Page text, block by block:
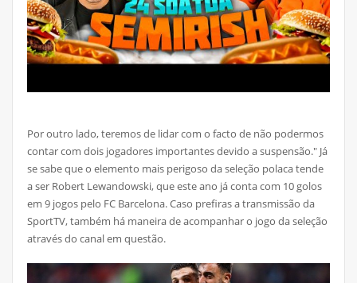
Por outro lado, teremos de lidar com o facto de não podermos
contar com dois jogadores importantes devido a suspensão." Já
se sabe que o elemento mais perigoso da seleção polaca tende
a ser Robert Lewandowski, que este ano já conta com 10 golos
em 9 jogos pelo FC Barcelona. Caso prefiras a transmissão da
SportTV, também há maneira de acompanhar o jogo da seleção
através do canal em questão.